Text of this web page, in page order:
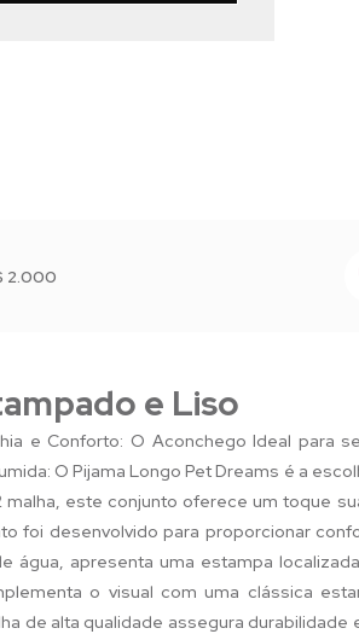
2.000
e Liso
e Conforto: O Aconchego Ideal para
O Pijama Longo Pet Dreams é a
este conjunto oferece um toque
foi desenvolvido para proporcionar
apresenta uma estampa
o visual com uma clássica
de alta qualidade assegura durabilidade